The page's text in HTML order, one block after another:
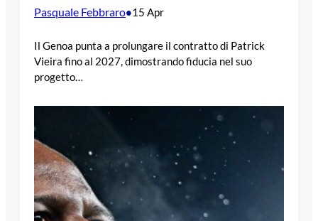
Pasquale Febbraro•15 Apr
Il Genoa punta a prolungare il contratto di Patrick
Vieira fino al 2027, dimostrando fiducia nel suo
progetto…